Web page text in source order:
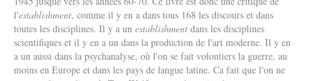
l'establishment, comme il y en a dans tous 168 les discours et dans
toutes les disciplines. Il y a un establishment dans les disciplines
scientifiques et il y en a un dans la production de l'art moderne. Il y en
a un aussi dans la psychanalyse, où l'on se fait volontiers la guerre, au
moins en Europe et dans les pays de langue latine. Ca fait que l'on ne